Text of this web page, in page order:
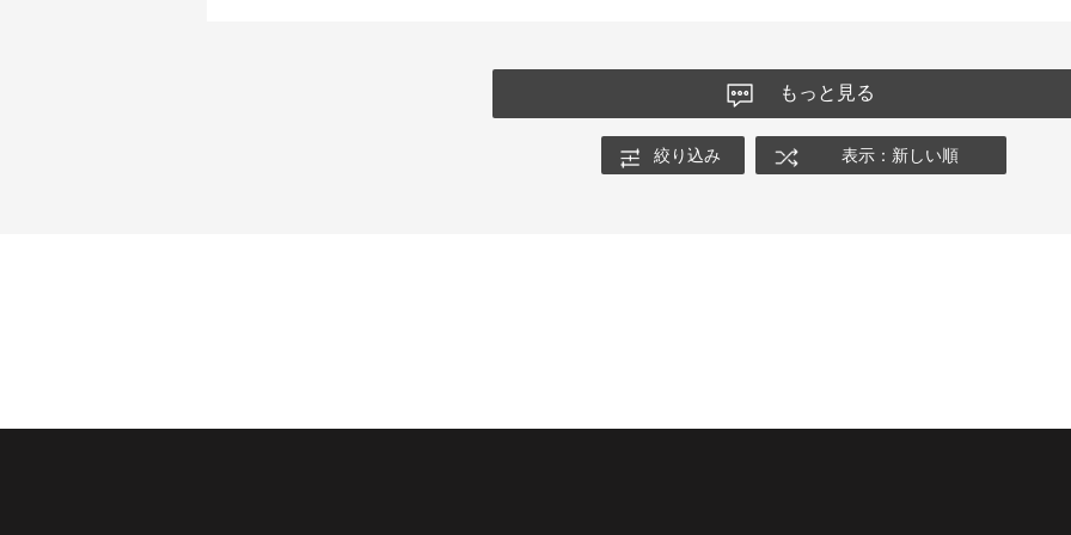
もっと見る
絞り込み 表示：新しい順